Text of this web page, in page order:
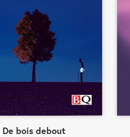
De bois debout